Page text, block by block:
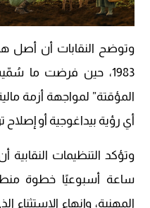
وتوضح النقابات أن أصل
1983، حين فرضت ما
المؤقتة” لمواجهة أزمة
أي رؤية بيداغوجية أو
ساعة أسبوعيًا خطوة
المهنية، وإنهاء الاستثناء